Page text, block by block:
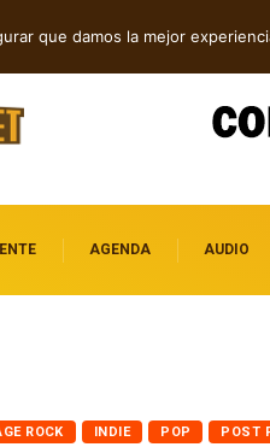
AGENDA AUDIO
ROCK INDIE POP POST
que damos la mejor